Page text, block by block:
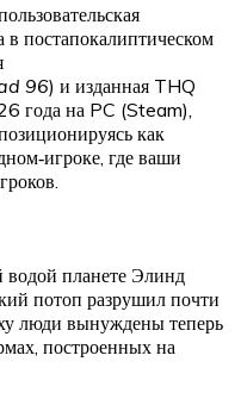
постапокалиптическом
96) и изданная THQ
года на PC (Steam),
как
где ваши
водой планете Элинд
потоп разрушил почти
люди вынуждены теперь
построенных на